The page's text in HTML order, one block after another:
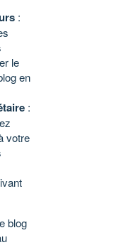
:
le
en
:
votre
blog